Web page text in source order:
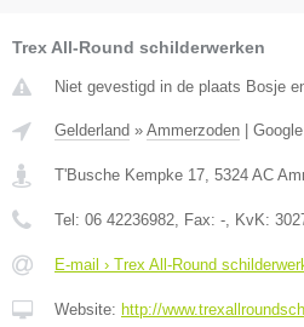
Trex All-Round schilderwerken
Niet gevestigd in de plaats Bosje
Gelderland » Ammerzoden
T'Busche Kempke 17, 5324 AC
Tel: 06 42236982, Fax: -, KvK:
E-mail › Trex All-Round
Website: http://